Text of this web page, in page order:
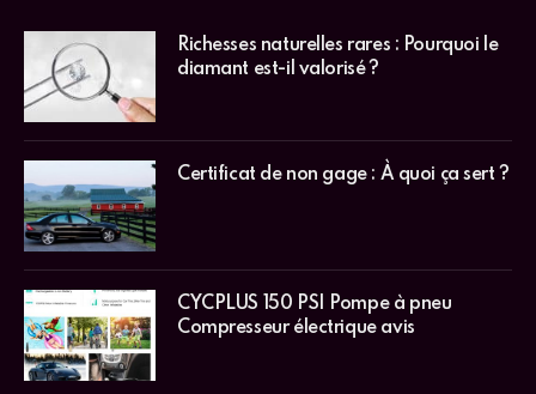
Richesses naturelles rares : Pourquoi le
diamant est-il valorisé ?
Certificat de non gage : À quoi ça sert ?
CYCPLUS 150 PSI Pompe à pneu
Compresseur électrique avis